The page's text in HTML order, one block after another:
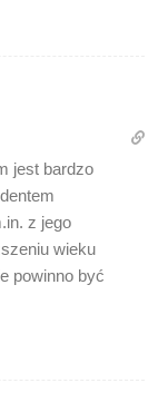
jest bardzo
z jego
wieku
powinno być